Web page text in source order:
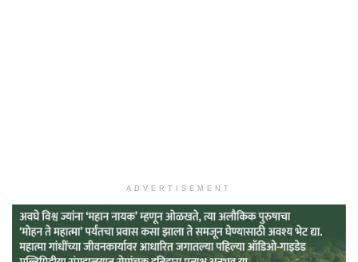
ADVERTISEMENT